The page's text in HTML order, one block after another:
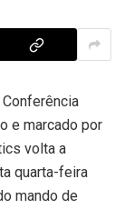
e marcado por
volta a
quarta-feira
mando de